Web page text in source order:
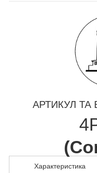
АРТИКУЛ ТА
(
Характеристика